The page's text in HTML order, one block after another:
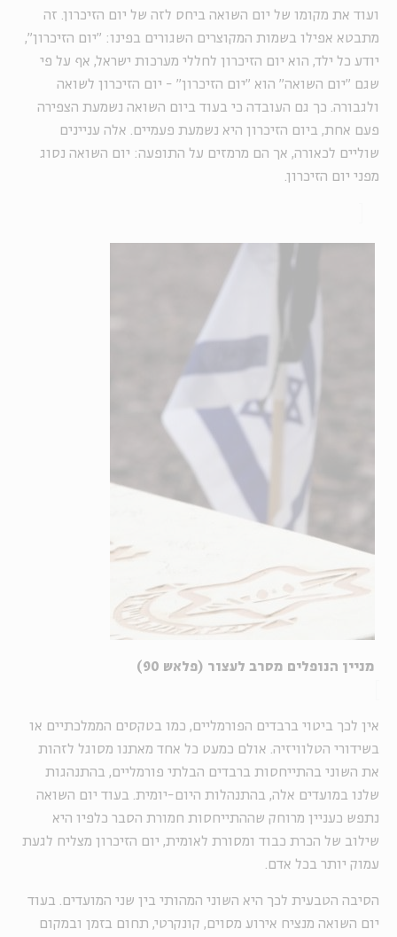
ועוד את מקומו של יום השואה ביחס לזה של יום הזיכרון. זה
מתבטא אפילו בשמות המקוצרים השגורים בפינו: "יום הזיכרון",
יודע כל ילד, הוא יום הזיכרון לחללי מערכות ישראל, אף על פי
שגם "יום השואה" הוא "יום הזיכרון" - יום הזיכרון לשואה
ולגבורה. כך גם העובדה כי בעוד ביום השואה נשמעת הצפירה
פעם אחת, ביום הזיכרון היא נשמעת פעמיים. אלה עניינים
שוליים לכאורה, אך הם מרמזים על התופעה: יום השואה נסוג
מפני יום הזיכרון.
מניין הנופלים מסרב לעצור (פלאש 90)
אין לכך ביטוי ברבדים הפורמליים, כמו בטקסים הממלכתיים או
בשידורי הטלוויזיה. אולם כמעט כל אחד מאתנו מסוגל לזהות
את השוני בהתייחסות ברבדים הבלתי פורמליים, בהתנהגות
שלנו במועדים אלה, בהתנהלות היום-יומית. בעוד יום השואה
נתפש כעניין מרוחק שההתייחסות חמורת הסבר כלפיו היא
שילוב של הכרת כבוד ומסורת לאומית, יום הזיכרון מצליח לגעת
עמוק יותר בכל אדם.
הסיבה הטבעית לכך היא השוני המהותי בין שני המועדים. בעוד
יום השואה מנציח אירוע מסוים, קונקרטי, תחום בזמן ובמקום